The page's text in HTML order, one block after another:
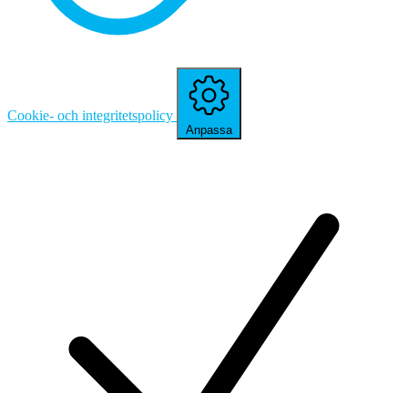
Cookie- och integritetspolicy
Anpassa